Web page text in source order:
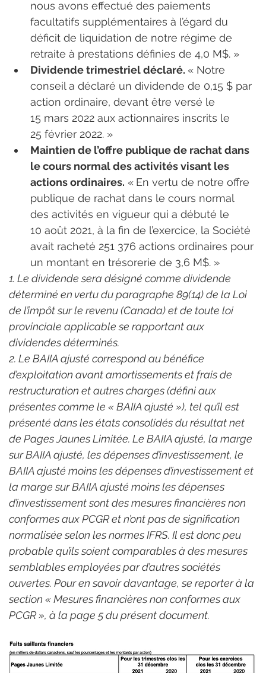
nous avons effectué des paiements
facultatifs supplémentaires à l’égard du
déficit de liquidation de notre régime de
retraite à prestations définies de 4,0 M$. »
Dividende trimestriel déclaré. « Notre
conseil a déclaré un dividende de 0,15 $ par
action ordinaire, devant être versé le
15 mars 2022 aux actionnaires inscrits le
25 février 2022. »
Maintien de l’offre publique de rachat dans
le cours normal des activités visant les
actions ordinaires. « En vertu de notre offre
publique de rachat dans le cours normal
des activités en vigueur qui a débuté le
10 août 2021, à la fin de l’exercice, la Société
avait racheté 251 376 actions ordinaires pour
un montant en trésorerie de 3,6 M$. »
1. Le dividende sera désigné comme dividende
déterminé en vertu du paragraphe 89(14) de la Loi
de l’impôt sur le revenu (Canada) et de toute loi
provinciale applicable se rapportant aux
dividendes déterminés.
2. Le BAIIA ajusté correspond au bénéfice
d’exploitation avant amortissements et frais de
restructuration et autres charges (défini aux
présentes comme le « BAIIA ajusté »), tel qu’il est
présenté dans les états consolidés du résultat net
de Pages Jaunes Limitée. Le BAIIA ajusté, la marge
sur BAIIA ajusté, les dépenses d’investissement, le
BAIIA ajusté moins les dépenses d’investissement et
la marge sur BAIIA ajusté moins les dépenses
d’investissement sont des mesures financières non
conformes aux PCGR et n’ont pas de signification
normalisée selon les normes IFRS. Il est donc peu
probable qu’ils soient comparables à des mesures
semblables employées par d’autres sociétés
ouvertes. Pour en savoir davantage, se reporter à la
section « Mesures financières non conformes aux
PCGR », à la page 5 du présent document.